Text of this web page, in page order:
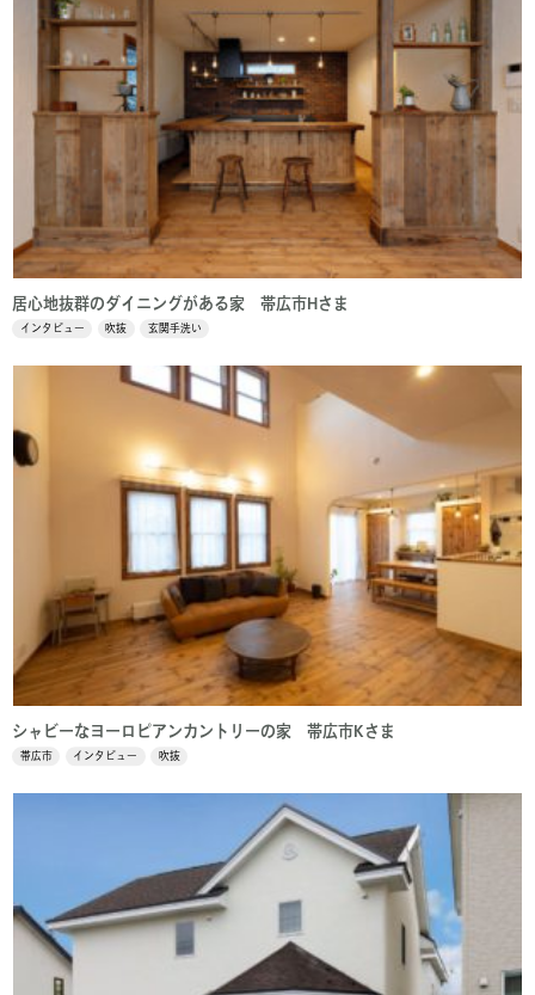
居心地抜群のダイニングがある家 帯広市Hさま
インタビュー 吹抜 玄関手洗い
シャビーなヨーロピアンカントリーの家 帯広市Kさま
帯広市 インタビュー 吹抜